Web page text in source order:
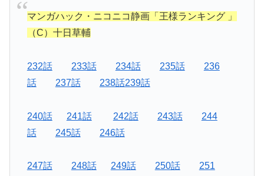
マンガハック・ニコニコ静画「王様ランキング 」
（C）十日草輔
232話 233話 234話 235話
236
話
237話 238話239話
240話 241話 242話 243話
244
話
245話 246話
247話 248話 249話 250話
251